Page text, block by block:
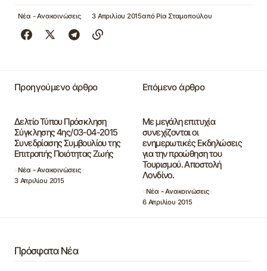
Νέα - Ανακοινώσεις 3 Απριλίου 2015από Ρία Σταμοπούλου
Προηγούμενο άρθρο
Δελτίο Τύπου Πρόσκληση
Σύγκλησης 4ης/03-04-2015
Συνεδρίασης Συμβουλίου της
Επιτροπής Ποιότητας Ζωής
Νέα - Ανακοινώσεις
3 Απριλίου 2015
Επόμενο άρθρο
Με μεγάλη επιτυχία
συνεχίζονται οι
ενημερωτικές Εκδηλώσεις
για την προώθηση του
Τουρισμού. Αποστολή
Λονδίνο.
Νέα - Ανακοινώσεις
6 Απριλίου 2015
Πρόσφατα Νέα